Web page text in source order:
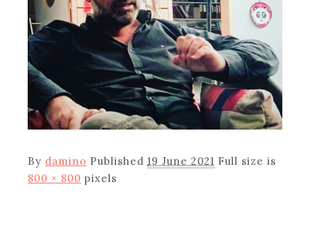
By damino Published 19 June 2021 Full size is
800 × 800 pixels